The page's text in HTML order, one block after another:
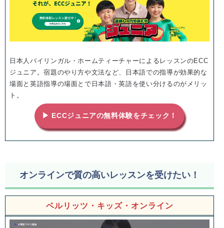
日本人バイリンガル・ホームティーチャーによるレッスンのECC
ジュニア。宿題のやり方や文法など、日本語での指導が効果的な
場面と英語指導の場面とで日本語・英語を使い分けるのがメリッ
ト。
▶ ECCジュニアの無料体験をチェック！
オンラインで質の高いレッスンを受けたい！
ベルリッツ・キッズ・オンライン